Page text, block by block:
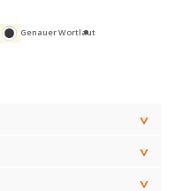
Genauer Wortlaut